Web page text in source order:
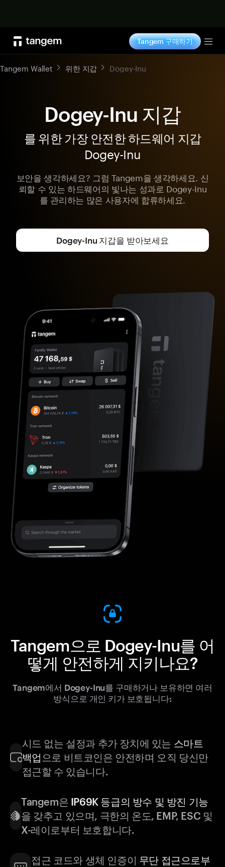
Tangem 구매하기
Tangem Wallet 위한 지갑 Dogey-Inu
Dogey-Inu 지갑
를 위한 가장 안전한 하드웨어 지갑
Dogey-Inu
보안을 생각하세요? 그럼 Tangem을 생각하세요. 신
뢰할 수 있는 하드웨어의 빛나는 성과로 Dogey-Inu
를 관리하는 많은 사용자에 합류하세요.
Dogey-Inu 지갑을 받아보세요
Tangem으로 Dogey-Inu를 어
떻게 안전하게 지키나요?
Tangem에서 Dogey-Inu를 구매하거나 보유하면 여러
방식으로 개인 키가 보호됩니다:
시드 없는 설정과 추가 장치에 있는 스마트
백업 으로 비트코인은 안전하며 오직 당신만
접근할 수 있습니다.
Tangem은 IP69K 등급의 방수 및 방진 기능
을 갖추고 있으며, 극한의 온도, EMP, ESC 및
X-레이로부터 보호합니다.
접근 코드와 생체 인증이 무단 접근으로부